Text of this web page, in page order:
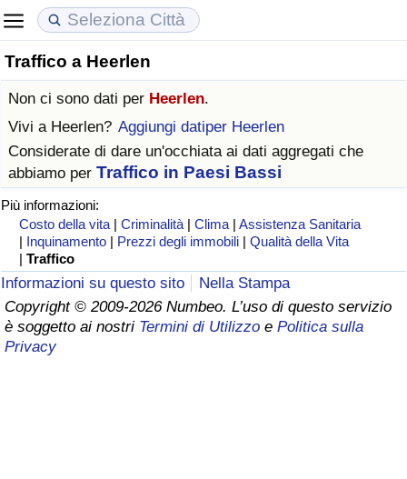
Traffico a Heerlen
Non ci sono dati per Heerlen.
Vivi a Heerlen? Aggiungi datiper Heerlen
Considerate di dare un'occhiata ai dati aggregati che
abbiamo per Traffico in Paesi Bassi
Più informazioni:
Costo della vita |Criminalità |Clima |Assistenza Sanitaria
| Inquinamento | Prezzi degli immobili |Qualità della Vita
|Traffico
Informazioni su questo sito
Nella Stampa
Copyright © 2009-2026 Numbeo. L’uso di questo servizio
è soggetto ai nostri Termini di Utilizzo e Politica sulla
Privacy
Costo della vita
Indice Del Costo Della Vita
Indice del Costo della Vita per Nazione
ad Aqaba
Prezzi degli immobili
Indice del Prezzo delle Case
Indice del Prezzo delle Case per Nazione
Qualità della Vita
Indice della Qualità della Vita (Corrente)
Indice della qualità della vita per Paese
Criminalità
Indice del Tasso di Criminalità (Corrente)
Indice della Criminalità